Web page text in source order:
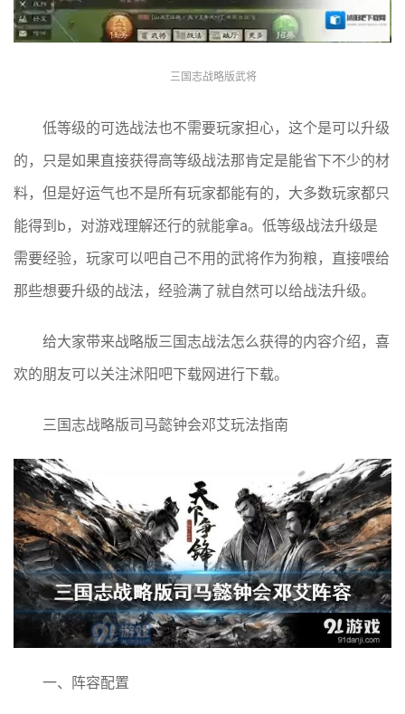
三国志战略版武将
低等级的可选战法也不需要玩家担心，这个是可以升级
的，只是如果直接获得高等级战法那肯定是能省下不少的材
料，但是好运气也不是所有玩家都能有的，大多数玩家都只
能得到b，对游戏理解还行的就能拿a。低等级战法升级是
需要经验，玩家可以吧自己不用的武将作为狗粮，直接喂给
那些想要升级的战法，经验满了就自然可以给战法升级。
给大家带来战略版三国志战法怎么获得的内容介绍，喜
欢的朋友可以关注沭阳吧下载网进行下载。
三国志战略版司马懿钟会邓艾玩法指南
一、阵容配置